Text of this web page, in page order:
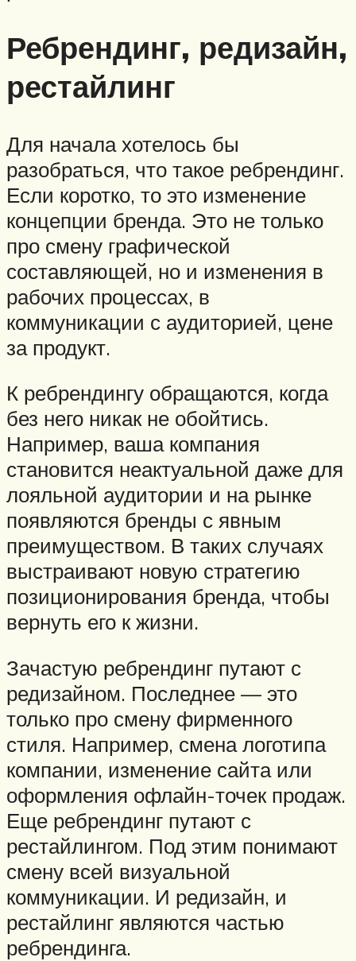
Ребрендинг, редизайн,
рестайлинг
Для начала хотелось бы
разобраться, что такое ребрендинг.
Если коротко, то это изменение
концепции бренда. Это не только
про смену графической
составляющей, но и изменения в
рабочих процессах, в
коммуникации с аудиторией, цене
за продукт.
К ребрендингу обращаются, когда
без него никак не обойтись.
Например, ваша компания
становится неактуальной даже для
лояльной аудитории и на рынке
появляются бренды с явным
преимуществом. В таких случаях
выстраивают новую стратегию
позиционирования бренда, чтобы
вернуть его к жизни.
Зачастую ребрендинг путают с
редизайном. Последнее — это
только про смену фирменного
стиля. Например, смена логотипа
компании, изменение сайта или
оформления офлайн-точек продаж.
Еще ребрендинг путают с
рестайлингом. Под этим понимают
смену всей визуальной
коммуникации. И редизайн, и
рестайлинг являются частью
ребрендинга.